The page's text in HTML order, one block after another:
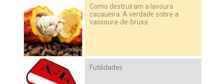
Como destruíram a lavoura
cacaueira: A verdade sobre a
vassoura-de-bruxa
Futilidades